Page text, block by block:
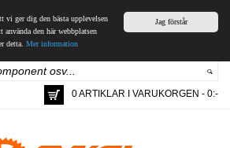
Jag förstår
vi ger dig den bästa upplevelsen
den här webbplatsen
detta. Mer information
0 ARTIKLAR I VARUKORGEN - 0:-